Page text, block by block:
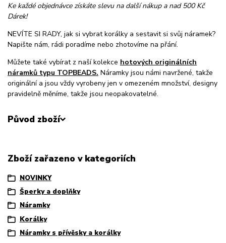
Ke každé objednávce získáte slevu na další nákup a nad 500 Kč
Dárek!
NEVÍTE SI RADY, jak si vybrat korálky a sestavit si svůj náramek?
Napište nám, rádi poradíme nebo zhotovíme na přání.
Můžete také vybírat z naší kolekce hotových originálních
náramků typu TOPBEADS. Náramky jsou námi navržené, takže
originální a jsou vždy vyrobeny jen v omezeném množství, designy
pravidelně měníme, takže jsou neopakovatelné.
Původ zboží
Zboží zařazeno v kategoriích
NOVINKY
Šperky a doplňky
Náramky
Korálky
Náramky s přívěsky a korálky